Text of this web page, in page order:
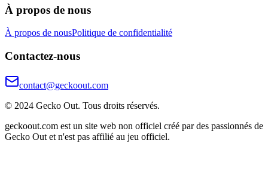
À propos de nous
À propos de nousPolitique de confidentialité
Contactez-nous
contact@geckoout.com
© 2024 Gecko Out. Tous droits réservés.
geckoout.com est un site web non officiel créé par des passionnés de
Gecko Out et n'est pas affilié au jeu officiel.